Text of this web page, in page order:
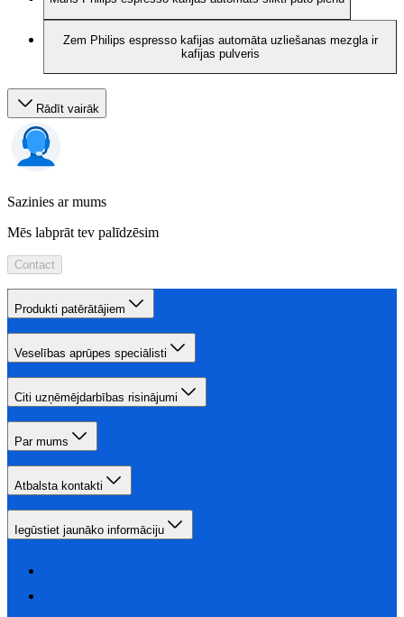
Zem Philips espresso kafijas automāta uzliešanas mezgla ir
kafijas pulveris
Rādīt vairāk
Sazinies ar mums
Mēs labprāt tev palīdzēsim
Contact
Produkti patērātājiem
Veselības aprūpes speciālisti
Citi uzņēmējdarbības risinājumi
Par mums
Atbalsta kontakti
Iegūstiet jaunāko informāciju